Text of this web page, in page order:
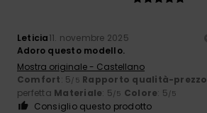
Leticia11. novembre 2025
Adoro questo modello.
Mostra originale - Castellano
Comfort: 5/5 Rapporto qualità-prezzo
perfetta Materiale: 5/5 Colore: 5/5
Consiglio questo prodotto